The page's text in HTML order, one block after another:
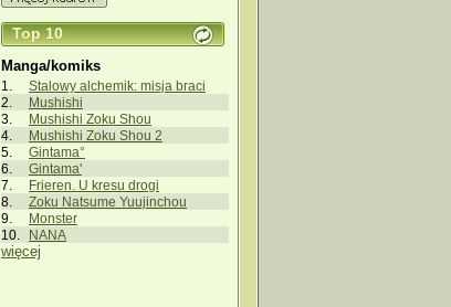
Top 10
Manga/komiks
Stalowy alchemik: misja braci
Mushishi
Mushishi Zoku Shou
Mushishi Zoku Shou 2
Gintama°
Gintama'
Frieren. U kresu drogi
Zoku Natsume Yuujinchou
Monster
NANA
więcej